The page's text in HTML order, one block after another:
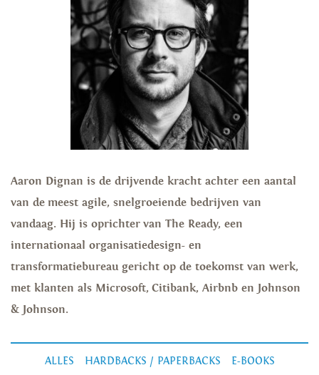
Aaron Dignan is de drijvende kracht achter een aantal
van de meest agile, snelgroeiende bedrijven van
vandaag. Hij is oprichter van The Ready, een
internationaal organisatiedesign- en
transformatiebureau gericht op de toekomst van werk,
met klanten als Microsoft, Citibank, Airbnb en Johnson
& Johnson.
ALLES HARDBACKS / PAPERBACKS
E-BOOKS